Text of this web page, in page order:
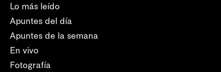
Lo más leído
Apuntes del día
Apuntes de la semana
En vivo
Fotografía